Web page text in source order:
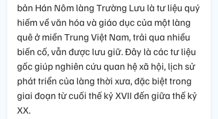
bản Hán Nôm làng Trường Lưu là tư liệu quý
hiếm về văn hóa và giáo dục của một làng
quê ở miền Trung Việt Nam, trải qua nhiều
biến cố, vẫn được lưu giữ. Đây là các tư liệu
gốc giúp nghiên cứu quan hệ xã hội, lịch sử
phát triển của làng thời xưa, đặc biệt trong
giai đoạn từ cuối thế kỷ XVII đến giữa thế kỷ
XX.